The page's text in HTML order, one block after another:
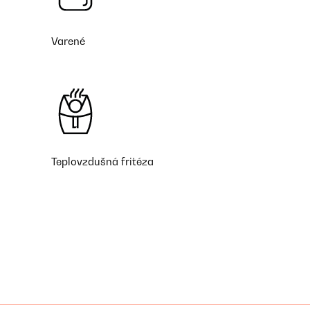
Varené
Teplovzdušná fritéza